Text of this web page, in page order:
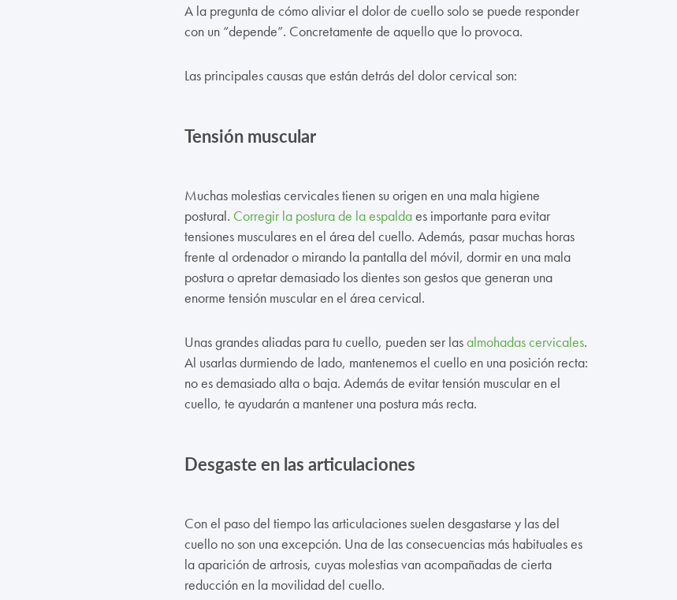
A la pregunta de cómo aliviar el dolor de cuello solo se puede responder
con un “depende”. Concretamente de aquello que lo provoca.
Las principales causas que están detrás del dolor cervical son:
Tensión muscular
Muchas molestias cervicales tienen su origen en una mala higiene
postural. Corregir la postura de la espaldaes importante para evitar
tensiones musculares en el área del cuello. Además, pasar muchas horas
frente al ordenador o mirando la pantalla del móvil, dormir en una mala
postura o apretar demasiado los dientes son gestos que generan una
enorme tensión muscular en el área cervical.
Unas grandes aliadas para tu cuello, pueden ser lasalmohadas cervicales.
Al usarlas durmiendo de lado, mantenemos el cuello en una posición recta:
no es demasiado alta o baja. Además de evitar tensión muscular en el
cuello, te ayudarán a mantener una postura más recta.
Desgaste en las articulaciones
Con el paso del tiempo las articulaciones suelen desgastarse y las del
cuello no son una excepción. Una de las consecuencias más habituales es
la aparición de artrosis, cuyas molestias van acompañadas de cierta
reducción en la movilidad del cuello.